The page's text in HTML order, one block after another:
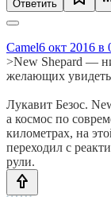
Ответить
Camel6 окт 2016 в
>New Shepard —
желающих
Лукавит Безос.
а космос по
километрах, на
переходил с
рули.